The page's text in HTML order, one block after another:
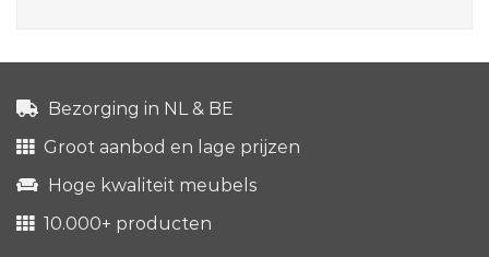
Bezorging in NL & BE
Groot aanbod en lage prijzen
Hoge kwaliteit meubels
10.000+ producten